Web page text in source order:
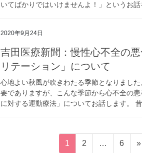
いてばかりではいけませんよ！」というお
2020年9月24日
吉田医療新聞：慢性心不全の
リテーション」について
心地よい秋風が吹きわたる季節となりまし
要でありますが、こんな季節から心不全の
に対する運動療法」についてお話します。
固
1
固
2 …
固
6 »